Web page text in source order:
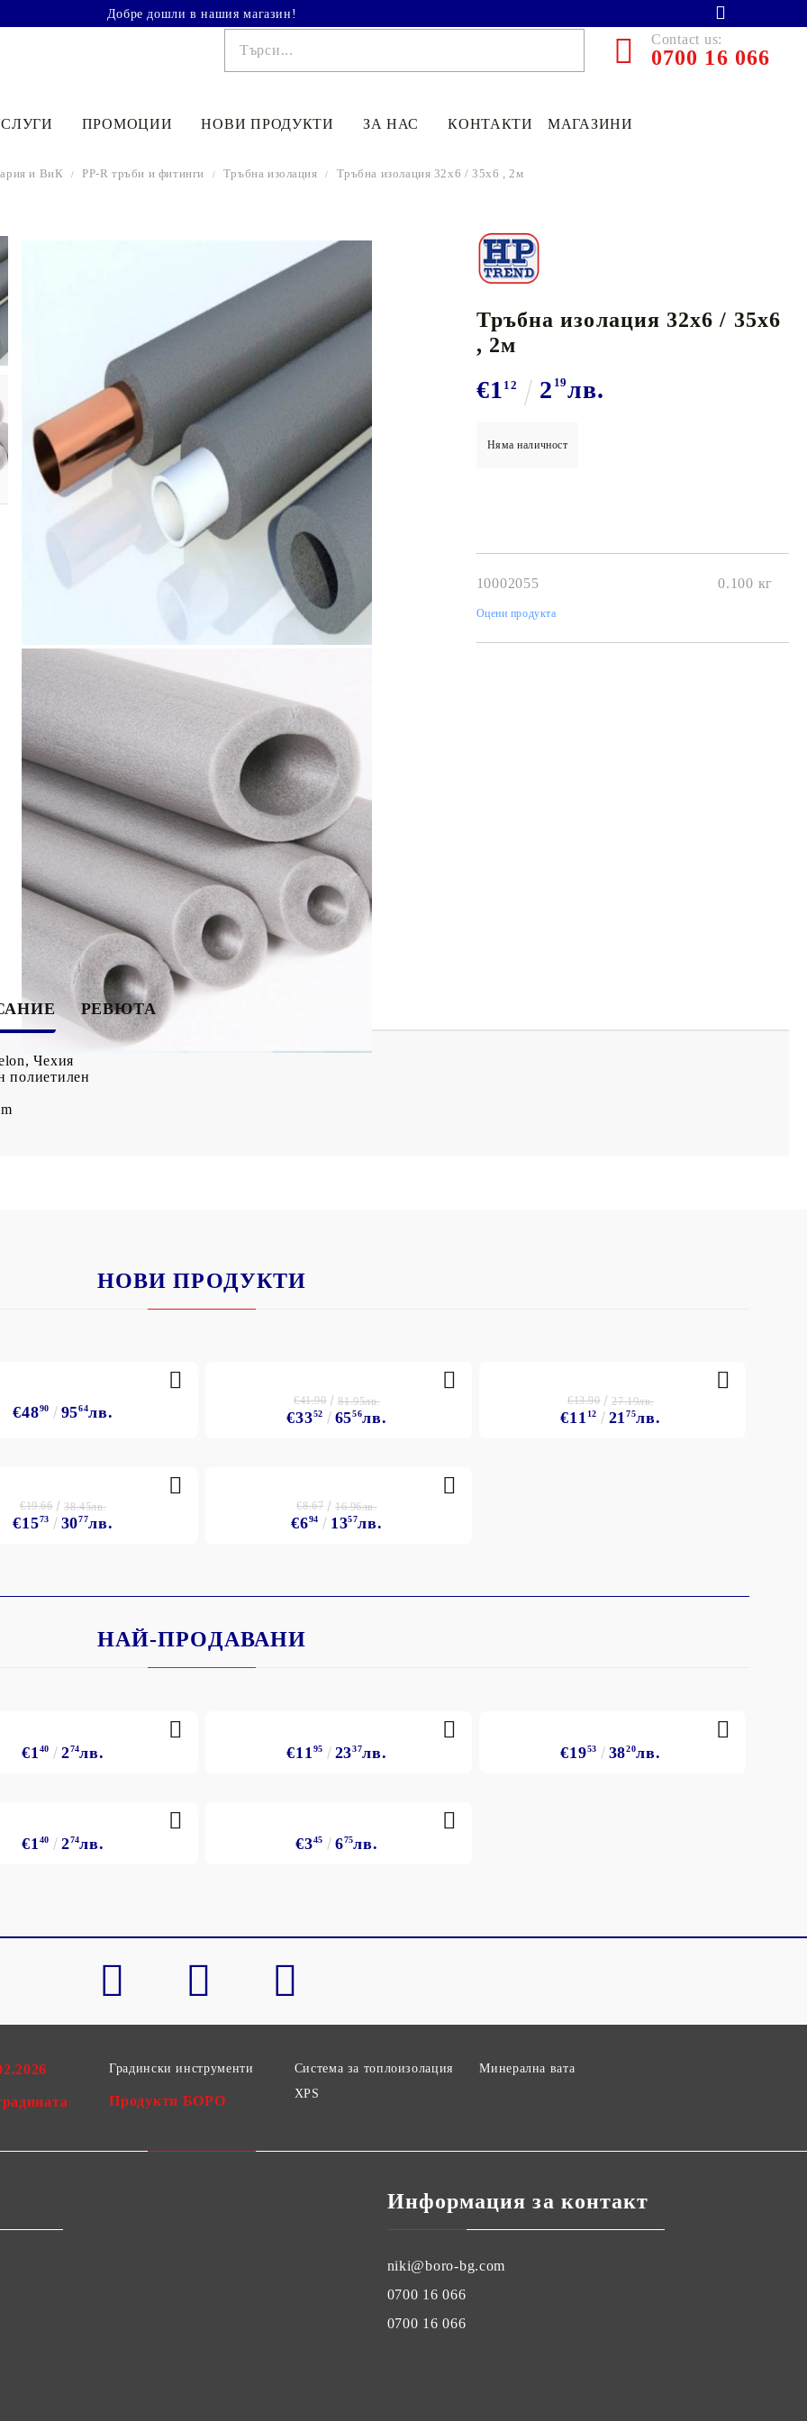
Добре дошли в нашия магазин!
Contact us:
0700 16 066
ПРОМОЦИИ НОВИ ПРОДУКТИ
лв.
€41.90
€1112 2175лв.
€13.90
16.96лв.
€2 5 44лв.
€3.47 6.79лв.
€2
ЗА НАС КОНТАКТИ МАГАЗИНИ
и ВиК PP-R тръби и фитинги Тръбна изолация Тръбна изолация 32x6 / 35x6 , 2м
Tweet
Тръбна изолация 32x6 / 35x6
, 2м
€1 12 2 19лв.
Няма наличност
10002055 0.100 кг
Оцени продукта
РЕВЮТА
Чехия
полиетилен
НОВИ ПРОДУКТИ
€4890 9564лв. €3352 6556лв.
€41.90 81.95лв.
€11 12 2175лв.
€13.90 27.19лв.
€1573 3077лв.
€19.66 38.45лв.
€694 1357лв.
€8.67 16.96лв.
НАЙ-ПРОДАВАНИ
€1 40 274лв. €11 95 2337лв. €1953 3820лв.
€1 40 274лв. €345 675лв.
Градински инструменти
Продукти БОРО
Система за топлоизолация
XPS
Минерална вата
Информация за контакт
niki@boro-bg.com
0700 16 066
0700 16 066